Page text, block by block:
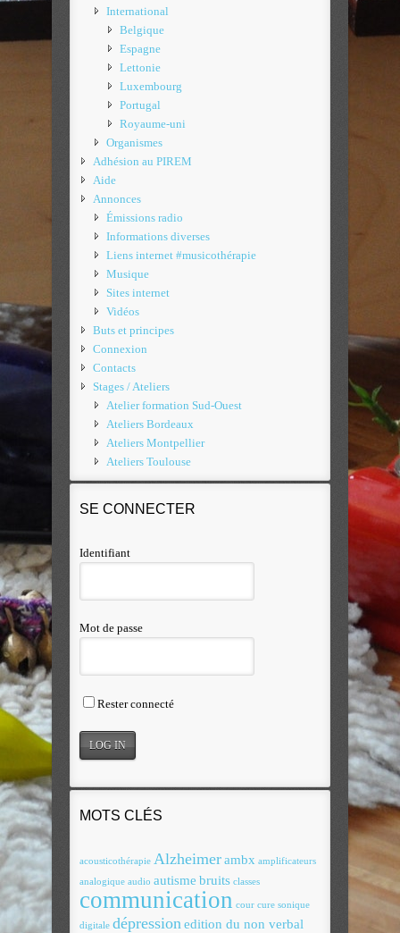
International
Belgique
Espagne
Lettonie
Luxembourg
Portugal
Royaume-uni
Organismes
Adhésion au PIREM
Aide
Annonces
Émissions radio
Informations diverses
Liens internet #musicothérapie
Musique
Sites internet
Vidéos
Buts et principes
Connexion
Contacts
Stages / Ateliers
Atelier formation Sud-Ouest
Ateliers Bordeaux
Ateliers Montpellier
Ateliers Toulouse
SE CONNECTER
Identifiant
Mot de passe
Rester connecté
MOTS CLÉS
acousticothérapie Alzheimerambx amplificateurs
analogique audio autisme bruits classes
communication cour cure sonique
digitale dépressionedition du non verbal